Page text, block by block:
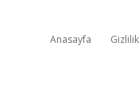
Anasayfa